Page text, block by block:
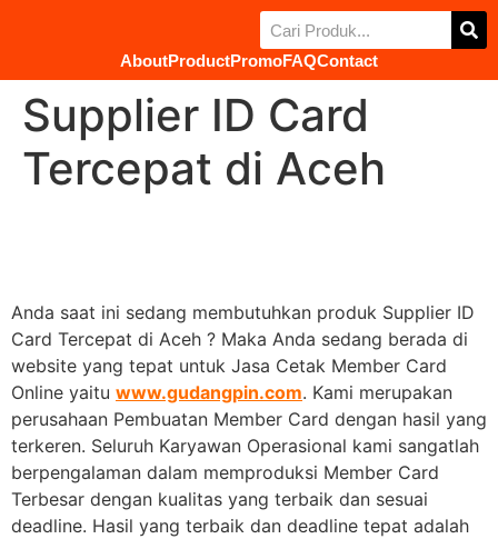
AboutProductPromoFAQContact
Supplier ID Card
Tercepat di Aceh
Anda saat ini sedang membutuhkan produk Supplier ID
Card Tercepat di Aceh ? Maka Anda sedang berada di
website yang tepat untuk Jasa Cetak Member Card
Online yaitu www.gudangpin.com. Kami merupakan
perusahaan Pembuatan Member Card dengan hasil yang
terkeren. Seluruh Karyawan Operasional kami sangatlah
berpengalaman dalam memproduksi Member Card
Terbesar dengan kualitas yang terbaik dan sesuai
deadline. Hasil yang terbaik dan deadline tepat adalah